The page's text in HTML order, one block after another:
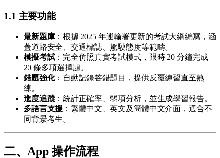
1.1 主要功能
最新題庫 ：根據 2025 年運輸署更新的考試大綱編寫，涵
蓋道路安全、交通標誌、駕駛態度等範疇。
模擬考試 ：完全仿照真實考試模式，限時 20 分鐘完成
20 條多項選擇題。
錯題強化：自動記錄答錯題目，提供反覆練習直至熟
練。
進度追蹤 ：統計正確率、弱項分析，並生成學習報告。
多語言支援 ：繁體中文、英文及簡體中文介面，適合不
同背景考生。
二、App 操作流程